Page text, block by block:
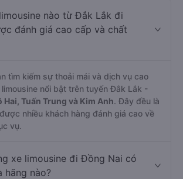
nào từ Đắk Lắk đi
đánh giá cao cấp và chất
tìm kiếm sự thoải mái và dịch vụ cao
nổi bật trên tuyến Đắk Lắk -
Hai, Tuấn Trung và Kim Anh. Đây đều là
nhiều khách hàng đánh giá cao về
vụ.
xe limousine đi Đồng Nai có
hãng nào?